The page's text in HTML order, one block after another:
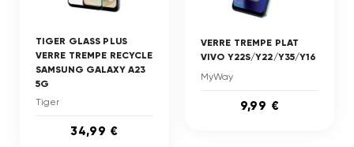
TIGER GLASS PLUS
VERRE TREMPE RECYCLE
SAMSUNG GALAXY A23
5G
Tiger
34,99 €
VERRE TREMPE PLAT
VIVO Y22S/Y22/Y35/Y16
MyWay
9,99 €